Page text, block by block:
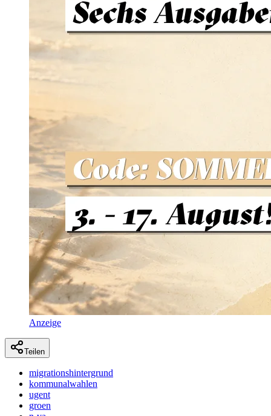
Anzeige
Teilen
migrationshintergrund
kommunalwahlen
ugent
groen